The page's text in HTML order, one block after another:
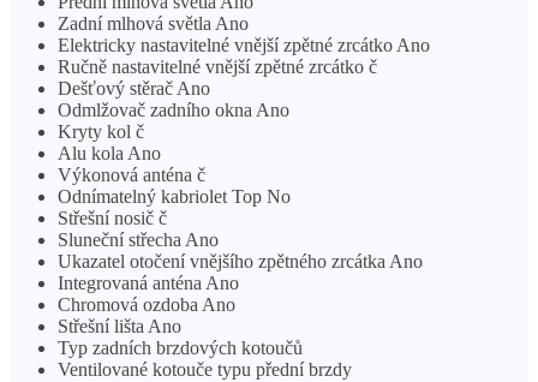
Zadní mlhová světla Ano
Elektricky nastavitelné vnější zpětné zrcátko Ano
Ručně nastavitelné vnější zpětné zrcátko č
Dešťový stěrač Ano
Odmlžovač zadního okna Ano
Kryty kol č
Alu kola Ano
Výkonová anténa č
Odnímatelný kabriolet Top No
Střešní nosič č
Sluneční střecha Ano
Ukazatel otočení vnějšího zpětného zrcátka Ano
Integrovaná anténa Ano
Chromová ozdoba Ano
Střešní lišta Ano
Typ zadních brzdových kotoučů
Ventilované kotouče typu přední brzdy